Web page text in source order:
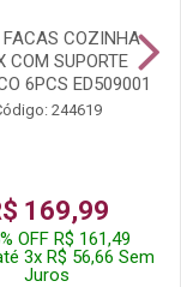
FACAS COZINHA
COM SUPORTE
6PCS ED509001
244619
169,99
OFF R$ 161,49
3x R$ 56,66 Sem
Juros